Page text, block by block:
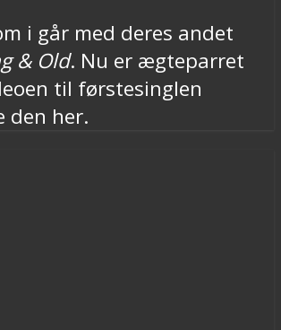
i går med deres andet
& Old. Nu er ægteparret
til førstesinglen
den her.